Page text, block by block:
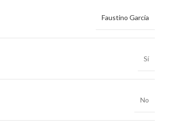
Faustino García
Sí
No